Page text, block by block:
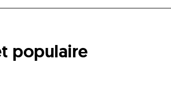
populaire